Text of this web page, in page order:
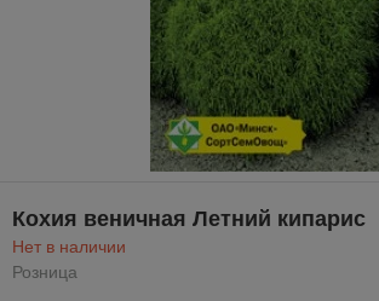
Кохия веничная Летний кипарис
Нет в наличии
Розница